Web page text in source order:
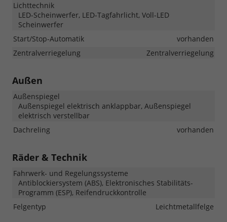
Lichttechnik
LED-Scheinwerfer, LED-Tagfahrlicht, Voll-LED
Scheinwerfer
Start/Stop-Automatik
vorhanden
Zentralverriegelung
Zentralverriegelung
Außen
Außenspiegel
Außenspiegel elektrisch anklappbar, Außenspiegel
elektrisch verstellbar
Dachreling
vorhanden
Räder & Technik
Fahrwerk- und Regelungssysteme
Antiblockiersystem (ABS), Elektronisches Stabilitäts-
Programm (ESP), Reifendruckkontrolle
Felgentyp
Leichtmetallfelge